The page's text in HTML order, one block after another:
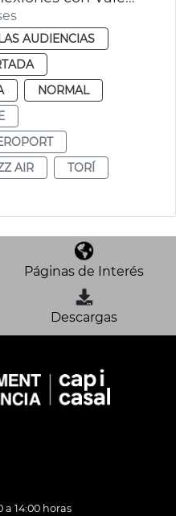
AUDIENCIAS
NORMAL
AIR
TORÍ
Páginas de Interés
Descargas
a 14:00 horas